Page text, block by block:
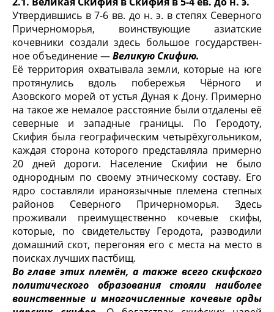
Утвердившись в 7-6 вв. до н. э. в степях Северного
Причерноморья, воинствующие азиатские
кочевники создали здесь большое государствен­
ное объединение —Великую Скифию.
Её территория охватывала земли, которые на юге
протянулись вдоль побережья Чёрного и
Азовского морей от устья Дуная к Дону. Примерно
на такое же немалое расстояние были отдалены её
северные и западные грани­цы. По Геродоту,
Скифия была географическим четырёхугольником,
каждая сторона которого представляла примерно
20 дней дороги. Население Ски­фии не было
однородным по своему этническому составу. Его
ядро состав­ляли ираноязычные племена степных
районов Северного Причерноморья. Здесь
проживали преимущественно кочевые скифы,
которые, по свидетель­ству Геродота, разводили
домашний скот, перегоняя его с места на место в
поисках лучших пастбищ.
Во главе этих племён, а также всего скифского
политического образования стояли наиболее
воинственные и многочисленные коче­вые орды